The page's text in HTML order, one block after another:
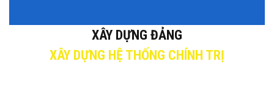
XÂY DỰNG ĐẢNG
XÂY DỰNG HỆ THỐNG CHÍNH TRỊ